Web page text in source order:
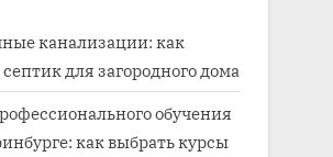
канализации: как
для загородного дома
обучения
как выбрать курсы